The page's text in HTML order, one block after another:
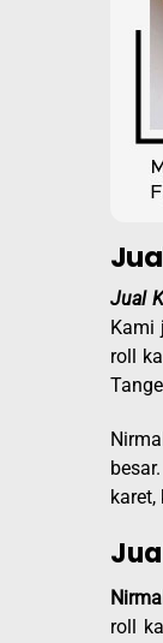
Jual
Kami
roll
roll